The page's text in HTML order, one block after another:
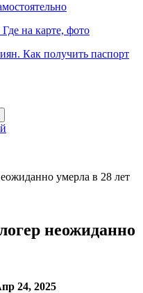
на карте, фото
Как получить паспорт
умерла в 28 лет
неожиданно
24, 2025